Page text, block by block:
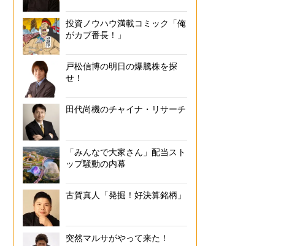
投資ノウハウ満載コミック「俺
がカブ番長！」
戸松信博の明日の爆騰株を探
せ！
田代尚機のチャイナ・リサーチ
「みんなで大家さん」配当スト
ップ騒動の内幕
古賀真人「発掘！好決算銘柄」
突然マルサがやって来た！